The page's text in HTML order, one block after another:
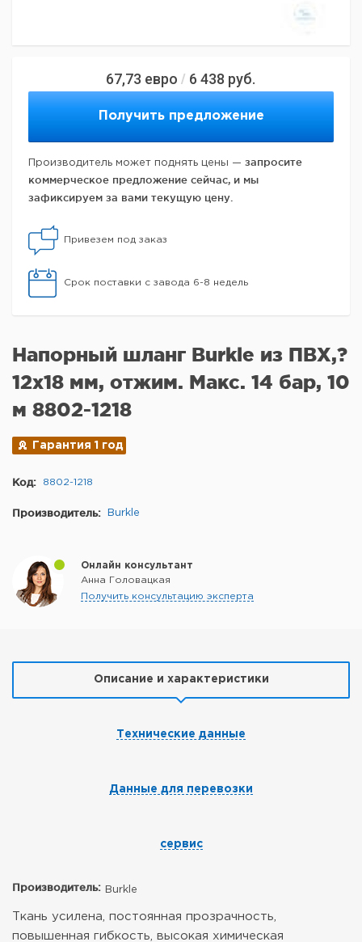
67,73 евро / 6 438 руб.
Получить предложение
Производитель может поднять цены — запросите
коммерческое предложение сейчас, и мы
зафиксируем за вами текущую цену.
Привезем под заказ
Срок поставки с завода 6-8 недель
Напорный шланг Burkle из ПВХ,?
12x18 мм, отжим. Макс. 14 бар, 10
м 8802-1218
Гарантия 1 год
Код: 8802-1218
Производитель: Burkle
Онлайн консультант
Анна Головацкая
Получить консультацию эксперта
Описание и характеристики
Технические данные
Данные для перевозки
сервис
Производитель: Burkle
Ткань усилена, постоянная прозрачность,
повышенная гибкость, высокая химическая